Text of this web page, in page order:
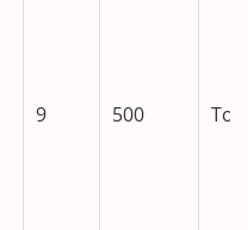
9 500 Tot